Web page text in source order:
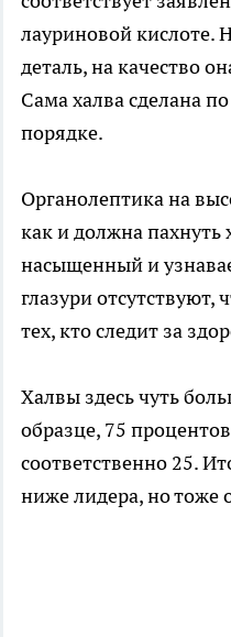
лауриновой кислоте.
деталь, на качество
Сама халва сделана
порядке.
Органолептика на
как и должна пахнуть
насыщенный и
глазури отсутствуют,
тех, кто следит за
Халвы здесь чуть
образце, 75
соответственно 25.
ниже лидера, но тоже